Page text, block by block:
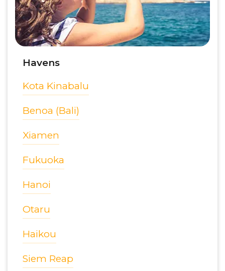
Havens
Kota Kinabalu
Benoa (Bali)
Xiamen
Fukuoka
Hanoi
Otaru
Haikou
Siem Reap